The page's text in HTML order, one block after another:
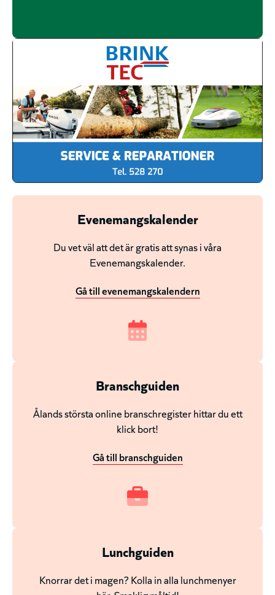
Evenemangskalender
Du vet väl att det är gratis att synas i våra
Evenemangskalender.
Gå till evenemangskalendern
Branschguiden
Ålands största online branschregister hittar du ett
klick bort!
Gå till branschguiden
Lunchguiden
Knorrar det i magen? Kolla in alla lunchmenyer